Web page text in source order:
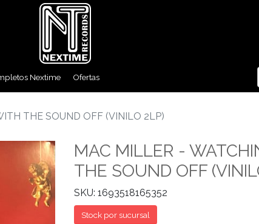
Nextime Ofertas
THE SOUND OFF (VINILO 2LP)
MAC MILLER -
THE SOUND OFF
SKU: 1693518165352
Stock por sucursal